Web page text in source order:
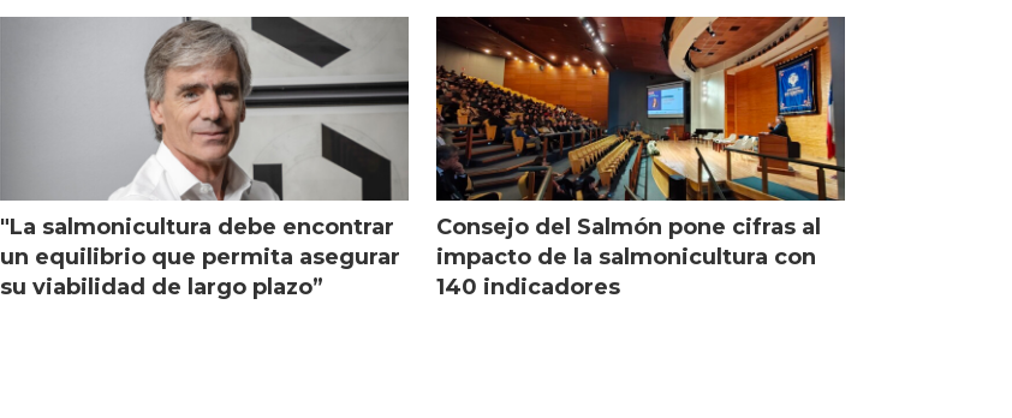
"La salmonicultura debe encontrar
un equilibrio que permita asegurar
su viabilidad de largo plazo”
Consejo del Salmón pone cifras al
impacto de la salmonicultura con
140 indicadores